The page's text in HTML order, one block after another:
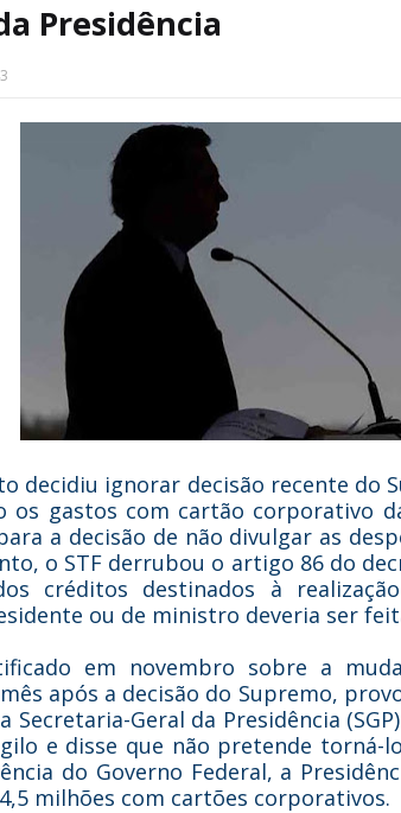
Presidência
decidiu ignorar decisão recente do
gastos com cartão corporativo
a decisão de não divulgar as
o STF derrubou o artigo 86 do
créditos destinados à
ou de ministro deveria ser
em novembro sobre a
após a decisão do Supremo,
a Secretaria-Geral da Presidência
e disse que não pretende torná-
do Governo Federal, a
milhões com cartões corporativos.